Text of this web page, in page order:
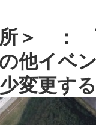
所＞ ：
他イベ
変更す